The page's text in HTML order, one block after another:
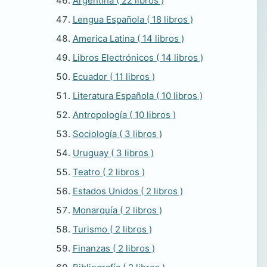
Lengua Española ( 18 libros )
America Latina ( 14 libros )
Libros Electrónicos ( 14 libros )
Ecuador ( 11 libros )
Literatura Española ( 10 libros )
Antropología ( 10 libros )
Sociología ( 3 libros )
Uruguay ( 3 libros )
Teatro ( 2 libros )
Estados Unidos ( 2 libros )
Monarquía ( 2 libros )
Turismo ( 2 libros )
Finanzas ( 2 libros )